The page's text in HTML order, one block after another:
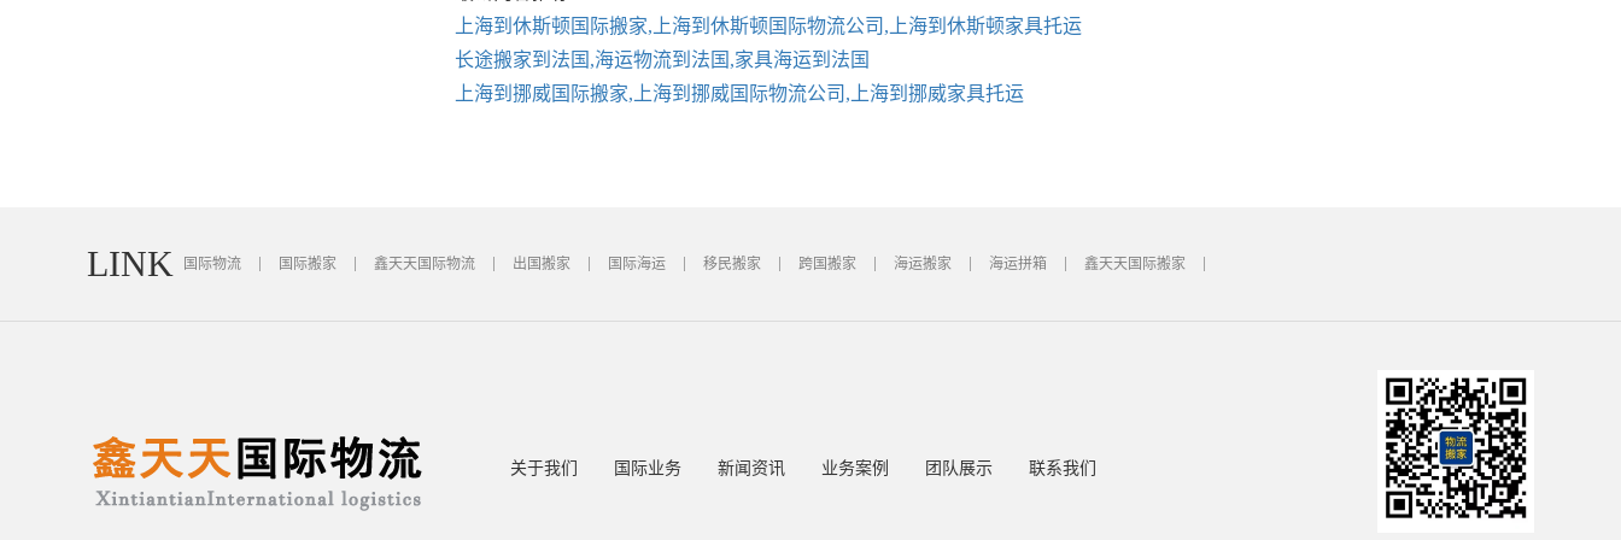
上海到休斯顿国际搬家,上海到休斯顿国际物流公司,上海到休斯顿家具托运
长途搬家到法国,海运物流到法国,家具海运到法国
上海到挪威国际搬家,上海到挪威国际物流公司,上海到挪威家具托运
LINK 国际物流 国际搬家 鑫天天国际物流 出国搬家 国际海运 移民搬家 跨国搬家 海运搬家 海运拼箱 鑫天天国际搬家
关于我们 国际业务 新闻资讯 业务案例 团队展示 联系我们